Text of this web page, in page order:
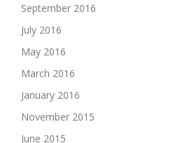
September 2016
July 2016
May 2016
March 2016
January 2016
November 2015
June 2015